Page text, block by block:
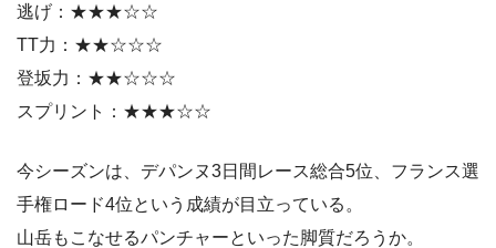
逃げ：★★★☆☆
TT力：★★☆☆☆
登坂力：★★☆☆☆
スプリント：★★★☆☆
今シーズンは、デパンヌ3日間レース総合5位、フランス選
手権ロード4位という成績が目立っている。
山岳もこなせるパンチャーといった脚質だろうか。